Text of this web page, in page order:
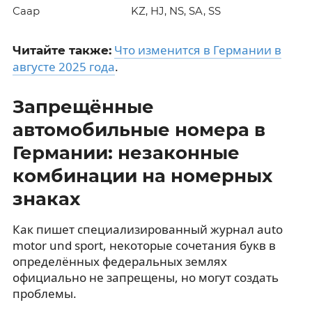
Саар
KZ, HJ, NS, SA, SS
Читайте также: Что изменится в Германии в
августе 2025 года.
Запрещённые
автомобильные номера в
Германии: незаконные
комбинации на номерных
знаках
Как пишет специализированный журнал auto
motor und sport, некоторые сочетания букв в
определённых федеральных землях
официально не запрещены, но могут создать
проблемы.